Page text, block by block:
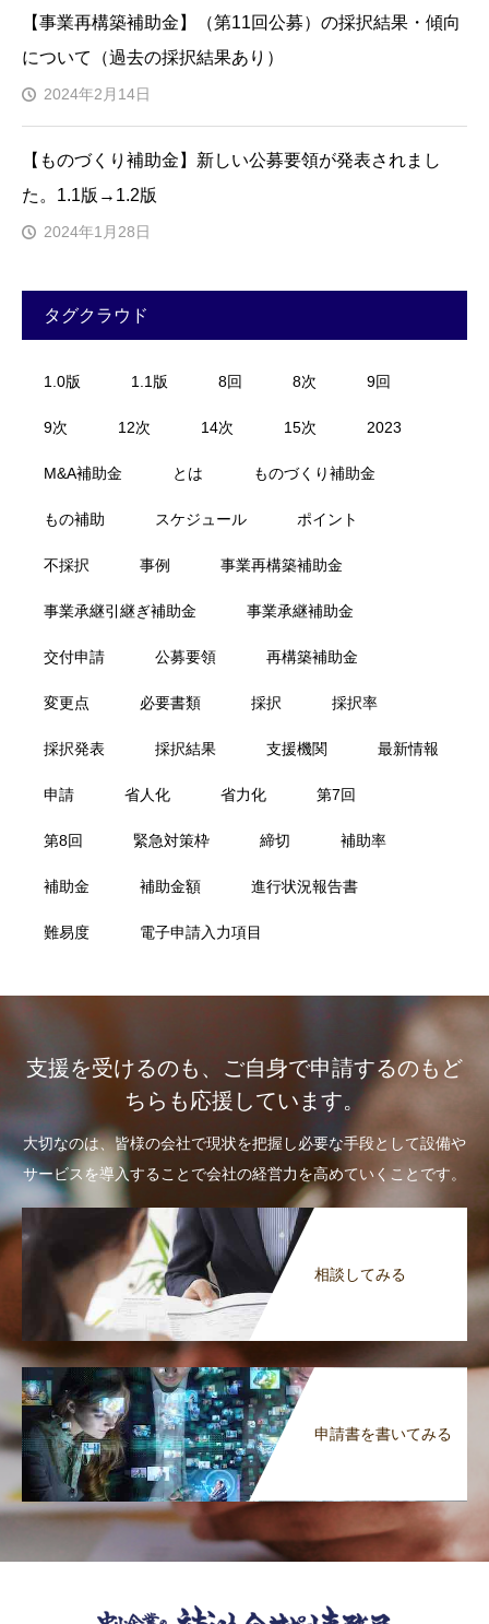
【事業再構築補助金】（第11回公募）の採択結果・傾向
について（過去の採択結果あり）
2024年2月14日
【ものづくり補助金】新しい公募要領が発表されまし
た。1.1版→1.2版
2024年1月28日
タグクラウド
1.0版 1.1版 8回 8次 9回
9次 12次 14次 15次 2023
M&A補助金 とは ものづくり補助金
もの補助 スケジュール ポイント
不採択 事例 事業再構築補助金
事業承継引継ぎ補助金 事業承継補助金
交付申請 公募要領 再構築補助金
変更点 必要書類 採択 採択率
採択発表 採択結果 支援機関 最新情報
申請 省人化 省力化 第7回
第8回 緊急対策枠 締切 補助率
補助金 補助金額 進行状況報告書
難易度 電子申請入力項目
支援を受けるのも、ご自身で申請するのもど
ちらも応援しています。
大切なのは、皆様の会社で現状を把握し必要な手段として設備や
サービスを導入することで会社の経営力を高めていくことです。
相談してみる
申請書を書いてみる